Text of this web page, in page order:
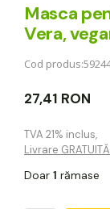
Masca
Vera,
Cod produs:
27,41 RON
TVA 21% inclus,
Livrare
Doar 1 rămase